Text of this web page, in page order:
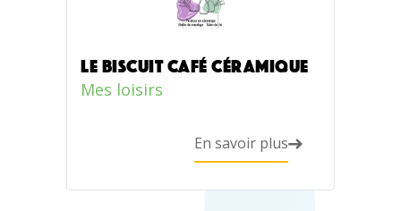
LE BISCUIT CAFÉ CÉRAMIQUE
Mes loisirs
En savoir plus